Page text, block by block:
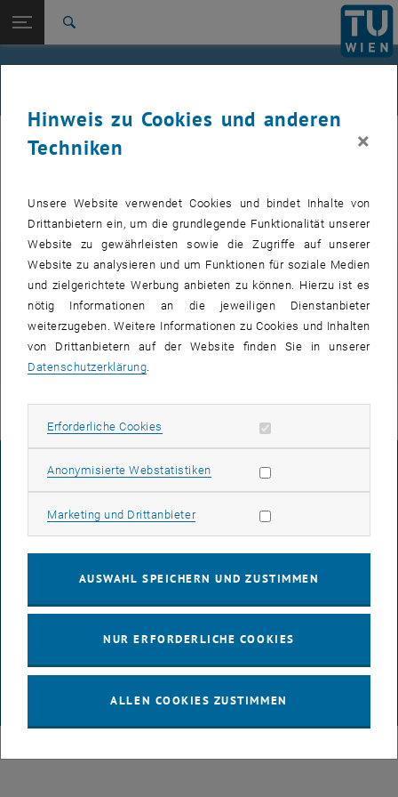
TU Login
Studium
International
Zur 1. Menü Ebene
TU Wien
Zurück: Subseiten von Forschungs- & Transfersupport auflisten
Zurück zur letzten Ebene:
Forschungs- & Transfersupport
Frequently Asked Questions, also häufig gestellte Fragen zu den
beantwortet sind,kontaktierenSie uns.
Intern
Um die FAQs zu sehen, loggen Sie sich bitte oben links ein.
FAQs F&E-Verträge
© TU Wien # 922
IMPRESSUM
BARRIEREFREIHEITSERKLÄRUNG
Hinweis zu Cookies und anderen
Techniken
×
Unsere Website verwendet Cookies und bindet Inhalte von
Drittanbietern ein, um die grundlegende Funktionalität unserer
Website zu gewährleisten sowie die Zugriffe auf unserer
Website zu analysieren und um Funktionen für soziale Medien
und zielgerichtete Werbung anbieten zu können. Hierzu ist es
nötig Informationen an die jeweiligen Dienstanbieter
weiterzugeben. Weitere Informationen zu Cookies und Inhalten
von Drittanbietern auf der Website finden Sie in unserer
Datenschutzerklärung.
Erforderliche Cookies Erforderliche Cookies zulassen
Anonymisierte WebstatistikenStatistik Cookies zulassen
Marketing und DrittanbieterMarketing Cookies zulassen
AUSWAHL SPEICHERN UND ZUSTIMMEN
NUR ERFORDERLICHE COOKIES
ALLEN COOKIES ZUSTIMMEN